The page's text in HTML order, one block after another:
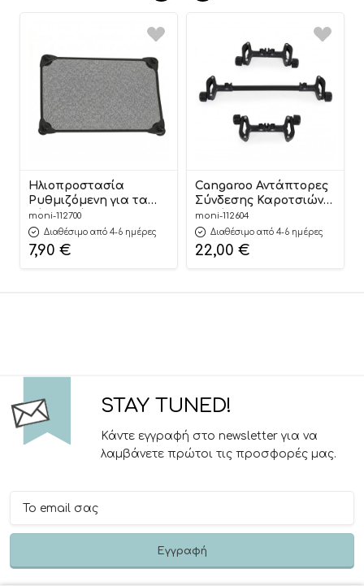
Ηλιοπροστασία
Ρυθμιζόμενη για τα
Πίσω Τζάμια Solix
3800146273347 –
Cangaroo
moni-112700
Διαθέσιμο από 4-6 ημέρες
7,90 €
Cangaroo Αντάπτορες
Σύνδεσης Καροτσιών
σε Δίδυμο TwinX
3800146272951
moni-112604
Διαθέσιμο από 4-6 ημέρες
22,00 €
STAY TUNED!
Κάντε εγγραφή στο newsletter για να
λαμβάνετε πρώτοι τις προσφορές μας.